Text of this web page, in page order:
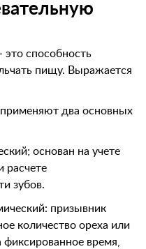
это способность
пищу. Выражается
два основных
основан на учете
расчете
зубов.
призывник
количество ореха или
фиксированное время,